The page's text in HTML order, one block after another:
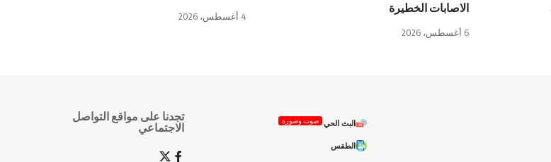
الاصابات الخطيرة
6 أغسطس، 2026
4 أغسطس، 2026
البث الحي صوت وصورة
الطقس
تجدنا على مواقع التواصل
الاجتماعي